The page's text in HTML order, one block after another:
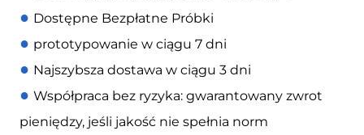
● Dostępne Bezpłatne Próbki
● prototypowanie w ciągu 7 dni
● Najszybsza dostawa w ciągu 3 dni
● Współpraca bez ryzyka: gwarantowany zwrot
pieniędzy, jeśli jakość nie spełnia norm